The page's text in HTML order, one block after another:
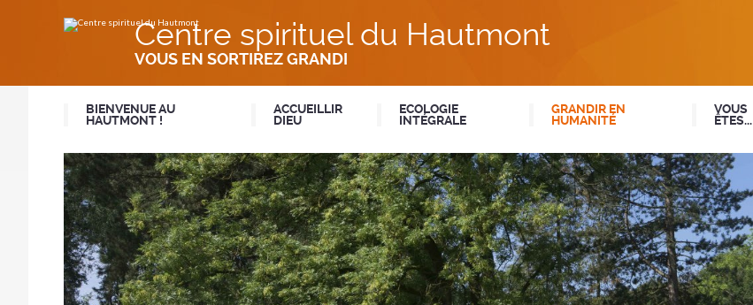
contenu.
Centre spirituel du Hautmont
VOUS EN SORTIREZ GRANDI
BIENVENUE AU
HAUTMONT !
ACCUEILLIR
DIEU
ECOLOGIE
INTÉGRALE
GRANDIR EN
HUMANITÉ
VOUS
ÊTES...